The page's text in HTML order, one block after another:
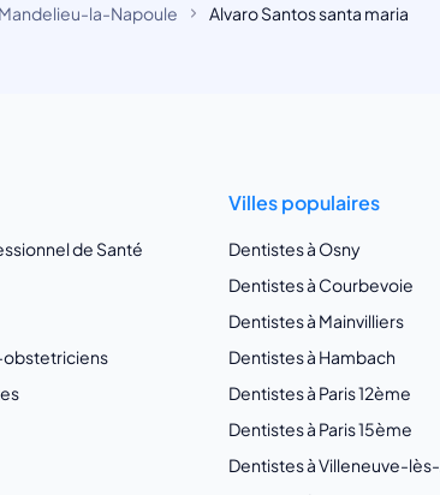
la-Napoule Alvaro Santos santa maria
de Santé
Villes populaires
Dentistes à Osny
Dentistes à Courbevoie
Dentistes à Mainvilliers
Dentistes à Hambach
Dentistes à Paris 12ème
Dentistes à Paris 15ème
Dentistes à Villeneuve-